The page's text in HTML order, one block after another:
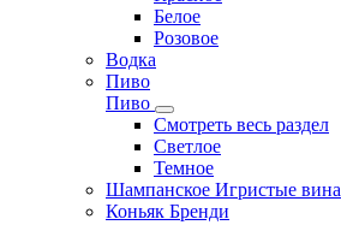
Белое
Розовое
Водка
Пиво
Пиво
Смотреть весь раздел
Cветлое
Темное
Шампанское Игристые вина
Коньяк Бренди